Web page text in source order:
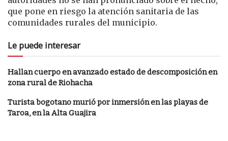
que pone en riesgo la atención sanitaria de las
comunidades rurales del municipio.
Le puede interesar
Hallan cuerpo en avanzado estado de descomposición en
zona rural de Riohacha
Turista bogotano murió por inmersión en las playas de
Taroa, en la Alta Guajira